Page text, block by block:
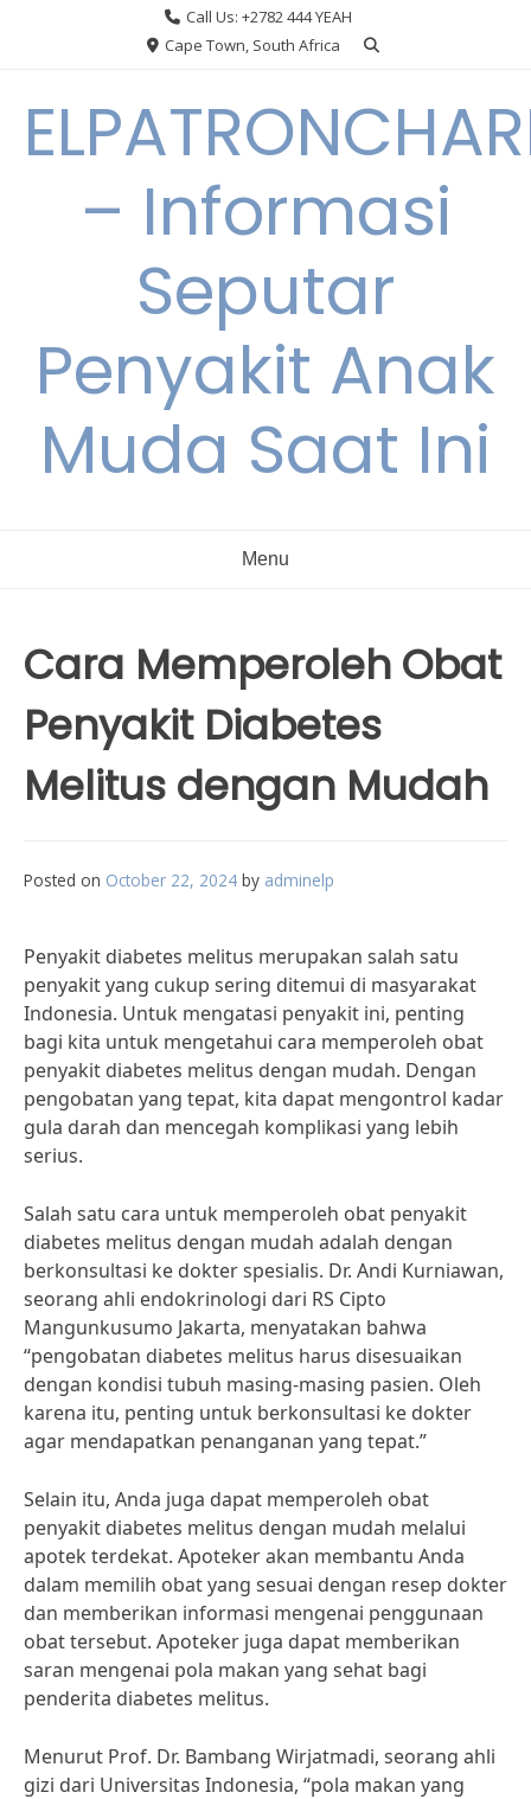
Call Us: +2782 444 YEAH
Cape Town, South Africa
– Informasi
Seputar
Penyakit Anak
Muda Saat Ini
Menu
Cara Memperoleh Obat
Penyakit Diabetes
Melitus dengan Mudah
Posted on October 22, 2024 by adminelp
Penyakit diabetes melitus merupakan salah satu
penyakit yang cukup sering ditemui di masyarakat
Indonesia. Untuk mengatasi penyakit ini, penting
bagi kita untuk mengetahui cara memperoleh obat
penyakit diabetes melitus dengan mudah. Dengan
pengobatan yang tepat, kita dapat mengontrol kadar
gula darah dan mencegah komplikasi yang lebih
serius.
Salah satu cara untuk memperoleh obat penyakit
diabetes melitus dengan mudah adalah dengan
berkonsultasi ke dokter spesialis. Dr. Andi Kurniawan,
seorang ahli endokrinologi dari RS Cipto
Mangunkusumo Jakarta, menyatakan bahwa
“pengobatan diabetes melitus harus disesuaikan
dengan kondisi tubuh masing-masing pasien. Oleh
karena itu, penting untuk berkonsultasi ke dokter
agar mendapatkan penanganan yang tepat.”
Selain itu, Anda juga dapat memperoleh obat
penyakit diabetes melitus dengan mudah melalui
apotek terdekat. Apoteker akan membantu Anda
dalam memilih obat yang sesuai dengan resep dokter
dan memberikan informasi mengenai penggunaan
obat tersebut. Apoteker juga dapat memberikan
saran mengenai pola makan yang sehat bagi
penderita diabetes melitus.
Menurut Prof. Dr. Bambang Wirjatmadi, seorang ahli
gizi dari Universitas Indonesia, “pola makan yang